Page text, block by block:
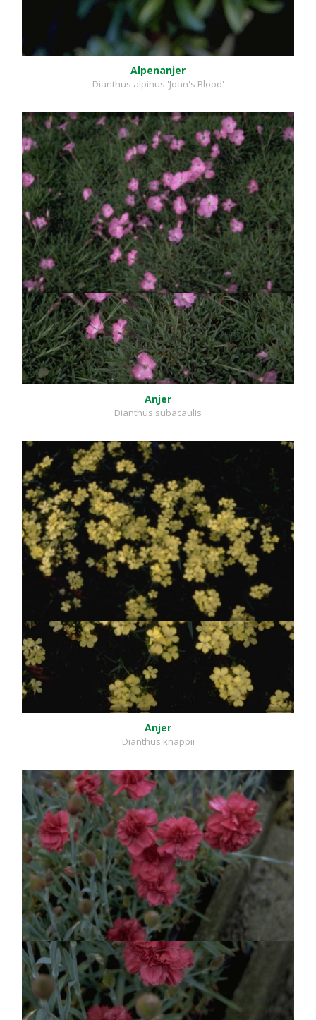
Alpenanjer
Dianthus alpinus 'Joan's Blood'
Anjer
Dianthus subacaulis
Anjer
Dianthus knappii